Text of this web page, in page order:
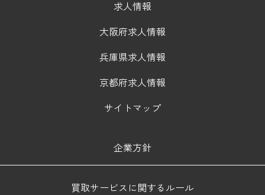
求人情報
大阪府求人情報
兵庫県求人情報
京都府求人情報
サイトマップ
企業方針
買取サービスに関するルール